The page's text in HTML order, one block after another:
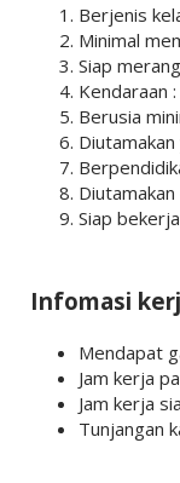
Berjenis
Minimal
Siap
Kendaraan
Berusia
Siap
Infomasi
Mendapat
Jam kerja
Jam kerja
Tunjangan